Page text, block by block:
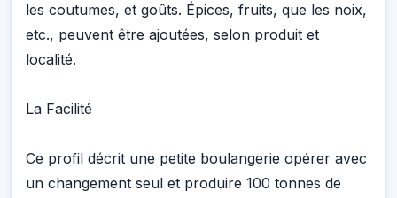
les coutumes, et goûts. Épices, fruits, que les noix,
etc., peuvent être ajoutées, selon produit et
localité.
La Facilité
Ce profil décrit une petite boulangerie opérer avec
un changement seul et produire 100 tonnes de